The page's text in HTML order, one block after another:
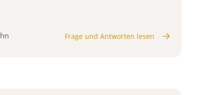
Frage und Antworten lesen